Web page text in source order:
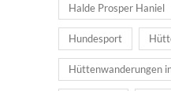
Halde Prosper Haniel
Hundesport
Hüttenwanderungen